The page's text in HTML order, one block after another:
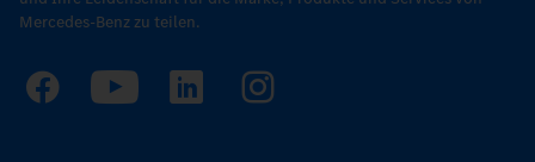
Mercedes-Benz zu teilen.